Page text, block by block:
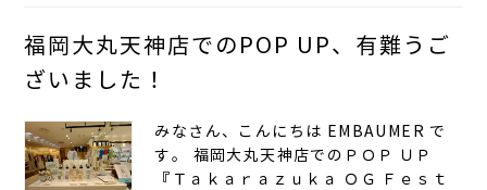
福岡大丸天神店でのPOP UP、有難うご
ざいました！
みなさん、こんにちは EMBAUMER で
す。 福岡大丸天神店でのＰＯＰ ＵＰ
『Ｔａｋａｒａｚｕｋａ ＯＧ Ｆｅｓｔ